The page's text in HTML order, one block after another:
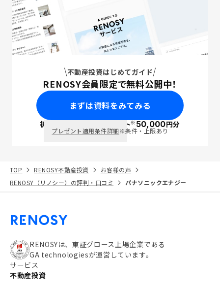
不動産投資はじめてガイド
RENOSY会員限定で無料公開中！
まずは資料をみてみる
初回面談で ポイント※50,000円分
プレゼント適用条件詳細※条件・上限あり
TOP RENOSY不動産投資
お客様の声
RENOSY（リノシー）の評判・口コミ
パナソニックエナジー
RENOSYは、東証グロース上場企業である
GA technologiesが運営しています。
サービス
不動産投資